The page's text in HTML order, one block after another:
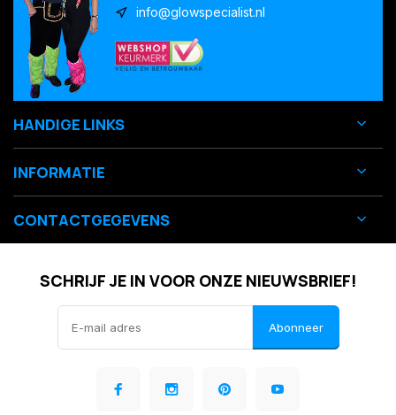
info@glowspecialist.nl
HANDIGE LINKS
INFORMATIE
CONTACTGEGEVENS
SCHRIJF JE IN VOOR ONZE NIEUWSBRIEF!
Abonneer